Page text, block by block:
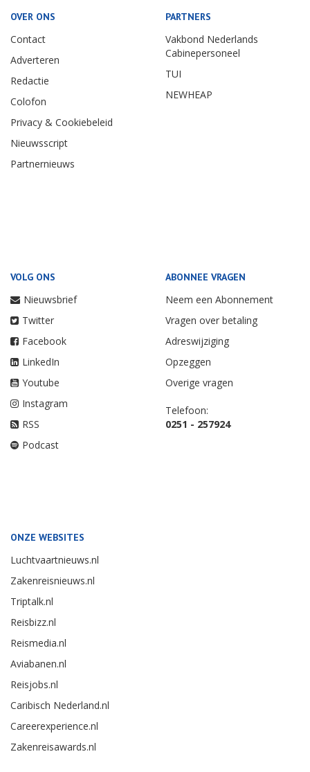
OVER ONS
Contact
Adverteren
Redactie
Colofon
Privacy & Cookiebeleid
Nieuwsscript
Partnernieuws
PARTNERS
Vakbond Nederlands
Cabinepersoneel
TUI
NEWHEAP
VOLG ONS
Nieuwsbrief
Twitter
Facebook
LinkedIn
Youtube
Instagram
RSS
Podcast
ABONNEE VRAGEN
Neem een Abonnement
Vragen over betaling
Adreswijziging
Opzeggen
Overige vragen
Telefoon:
0251 - 257924
ONZE WEBSITES
Luchtvaartnieuws.nl
Zakenreisnieuws.nl
Triptalk.nl
Reisbizz.nl
Reismedia.nl
Aviabanen.nl
Reisjobs.nl
Caribisch Nederland.nl
Careerexperience.nl
Zakenreisawards.nl